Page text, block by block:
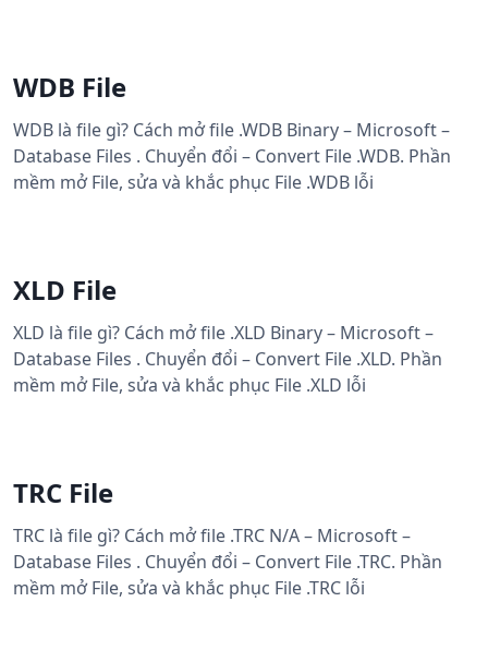
WDB File
WDB là file gì? Cách mở file .WDB Binary – Microsoft –
Database Files . Chuyển đổi – Convert File .WDB. Phần
mềm mở File, sửa và khắc phục File .WDB lỗi
XLD File
XLD là file gì? Cách mở file .XLD Binary – Microsoft –
Database Files . Chuyển đổi – Convert File .XLD. Phần
mềm mở File, sửa và khắc phục File .XLD lỗi
TRC File
TRC là file gì? Cách mở file .TRC N/A – Microsoft –
Database Files . Chuyển đổi – Convert File .TRC. Phần
mềm mở File, sửa và khắc phục File .TRC lỗi